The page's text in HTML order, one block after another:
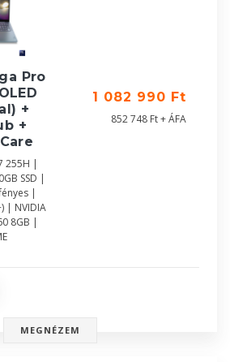
Pro
+
+
255H |
SSD |
|
| NVIDIA
8GB |
1 082 990 Ft
852 748 Ft + ÁFA
MEGNÉZEM